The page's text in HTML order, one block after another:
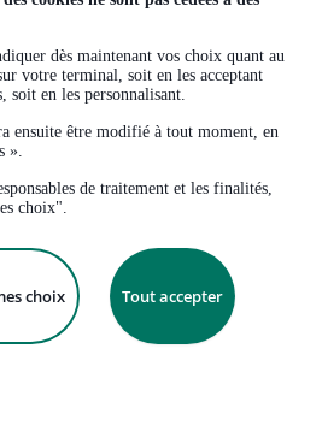
personnelles
dès maintenant vos choix quant au
votre terminal, soit en les acceptant
soit en les personnalisant.
ensuite être modifié à tout moment, en
».
de traitement et les finalités,
choix".
choix Tout accepter